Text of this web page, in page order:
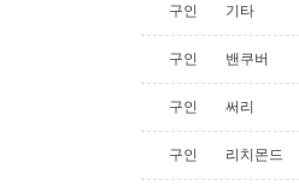
구인 기타
구인 밴쿠버
구인 써리
구인 리치몬드